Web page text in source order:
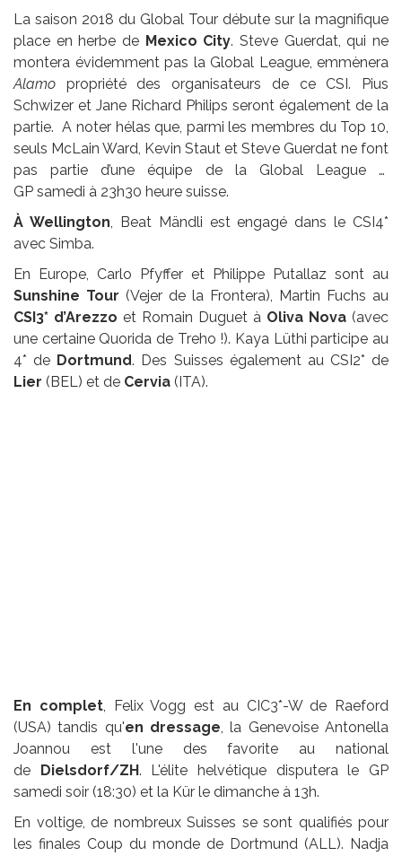
La saison 2018 du Global Tour débute sur la magnifique
place en herbe de Mexico City. Steve Guerdat, qui ne
montera évidemment pas la Global League, emmènera
Alamo propriété des organisateurs de ce CSI. Pius
Schwizer et Jane Richard Philips seront également de la
partie. A noter hélas que, parmi les membres du Top 10,
seuls McLain Ward, Kevin Staut et Steve Guerdat ne font
pas partie d’une équipe de la Global League …
GP samedi à 23h30 heure suisse.
À Wellington, Beat Mändli est engagé dans le CSI4*
avec Simba.
En Europe, Carlo Pfyffer et Philippe Putallaz sont au
Sunshine Tour (Vejer de la Frontera), Martin Fuchs au
CSI3* d’Arezzo et Romain Duguet à Oliva Nova (avec
une certaine Quorida de Treho !). Kaya Lüthi participe au
4* de Dortmund. Des Suisses également au CSI2* de
Lier (BEL) et de Cervia (ITA).
En complet, Felix Vogg est au CIC3*-W de Raeford
(USA) tandis qu'en dressage, la Genevoise Antonella
Joannou est l'une des favorite au national
de
Dielsdorf/ZH. L'élite helvétique disputera le GP
samedi soir (18:30) et la Kür le dimanche à 13h.
En voltige, de nombreux Suisses se sont qualifiés pour
les finales Coup du monde de Dortmund (ALL). Nadja